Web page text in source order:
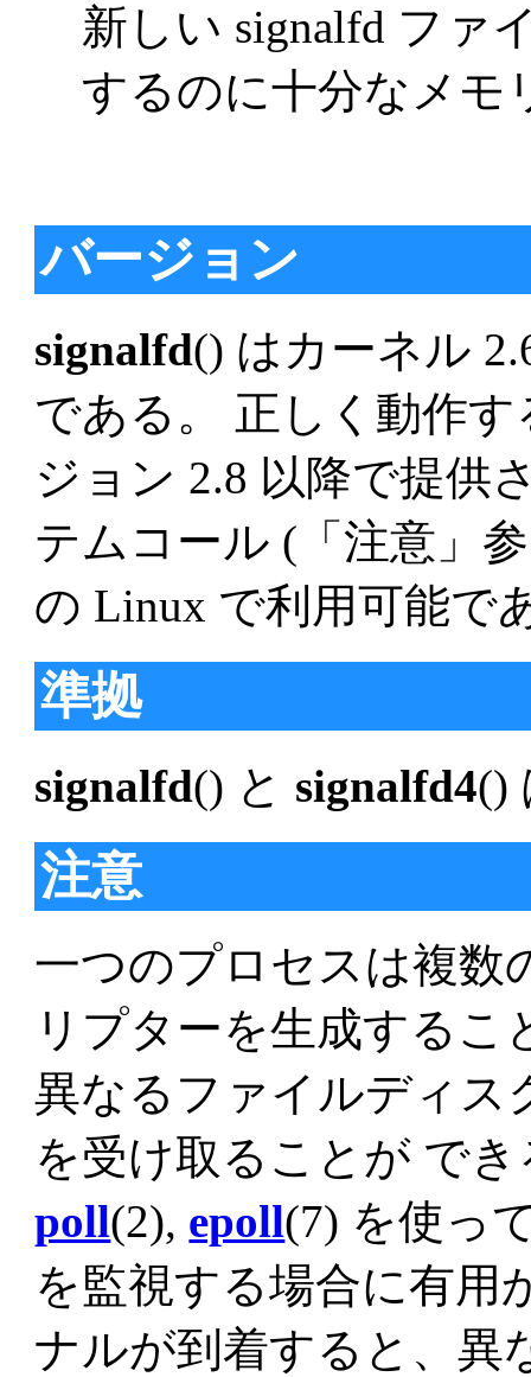
新しい signalfd ファ
するのに十分なメモ
バージョン
signalfd() はカーネル
である。 正しく動作
ジョン 2.8 以降で提供
テムコール (「注意」
の Linux で利用可能で
準拠
signalfd() と signalfd4()
注意
一つのプロセスは複数
リプターを生成する
異なるファイルディス
を受け取ることが で
poll(2), epoll(7) を使っ
を監視する場合に有用
ナルが到着すると、異